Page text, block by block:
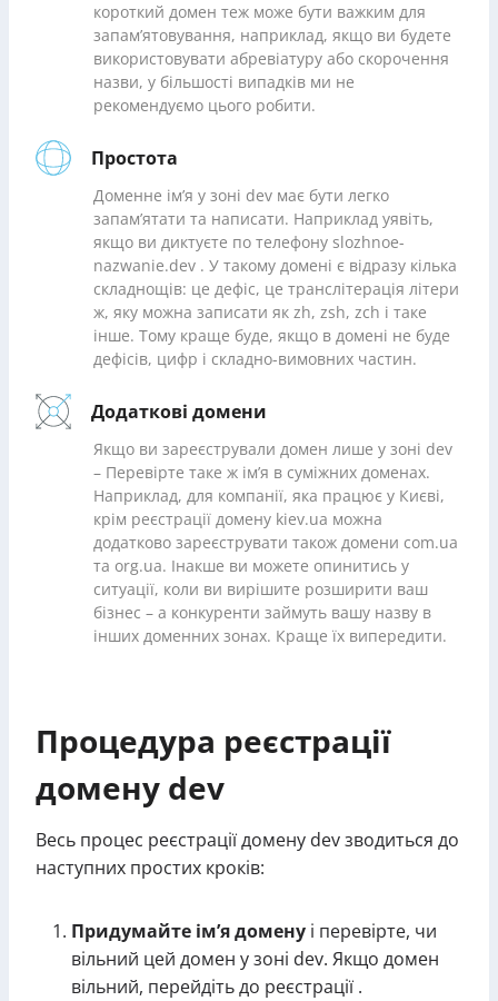
короткий домен теж може бути важким для
запам’ятовування, наприклад, якщо ви будете
використовувати абревіатуру або скорочення
назви, у більшості випадків ми не
рекомендуємо цього робити.
Простота
Доменне ім’я у зоні dev має бути легко
запам’ятати та написати. Наприклад уявіть,
якщо ви диктуєте по телефону slozhnoe-
nazwanie.dev . У такому домені є відразу кілька
складнощів: це дефіс, це транслітерація літери
ж, яку можна записати як zh, zsh, zch і таке
інше. Тому краще буде, якщо в домені не буде
дефісів, цифр і складно-вимовних частин.
Додаткові домени
Якщо ви зареєстрували домен лише у зоні dev
– Перевірте таке ж ім’я в суміжних доменах.
Наприклад, для компанії, яка працює у Києві,
крім реєстрації домену kiev.ua можна
додатково зареєструвати також домени com.ua
та org.ua. Інакше ви можете опинитись у
ситуації, коли ви вирішите розширити ваш
бізнес – а конкуренти займуть вашу назву в
інших доменних зонах. Краще їх випередити.
Процедура реєстрації
домену dev
Весь процес реєстрації домену dev зводиться до
наступних простих кроків:
Придумайте ім’я домену і перевірте, чи
вільний цей домен у зоні dev. Якщо домен
вільний, перейдіть до реєстрації .